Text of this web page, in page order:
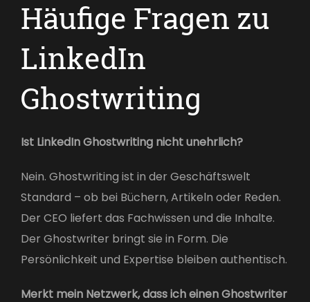
Häufige Fragen zu
LinkedIn
Ghostwriting
Ist LinkedIn Ghostwriting nicht unehrlich?
Nein. Ghostwriting ist in der Geschäftswelt
Standard – ob bei Büchern, Artikeln oder Reden.
Der CEO liefert das Fachwissen und die Inhalte.
Der Ghostwriter bringt sie in Form. Die
Persönlichkeit und Expertise bleiben authentisch.
Merkt mein Netzwerk, dass ich einen Ghostwriter